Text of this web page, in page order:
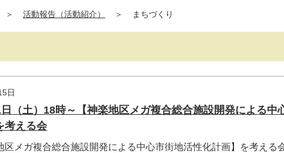
＞ 活動報告（活動紹介） ＞ まちづくり
日
（土）18時～【神楽地区メガ複合総合施設開発による中
考える会
区メガ複合総合施設開発による中心市街地活性化計画】を考える